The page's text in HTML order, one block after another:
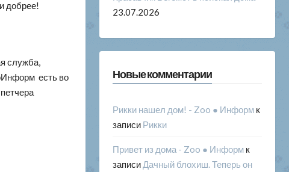
добрее!
служба,
есть во
23.07.2026
Новые комментарии
Рикки нашел дом! - Zoo ● Информ к
записи Рикки
Привет из дома - Zoo ● Информ к
записи Дачный блохиш. Теперь он